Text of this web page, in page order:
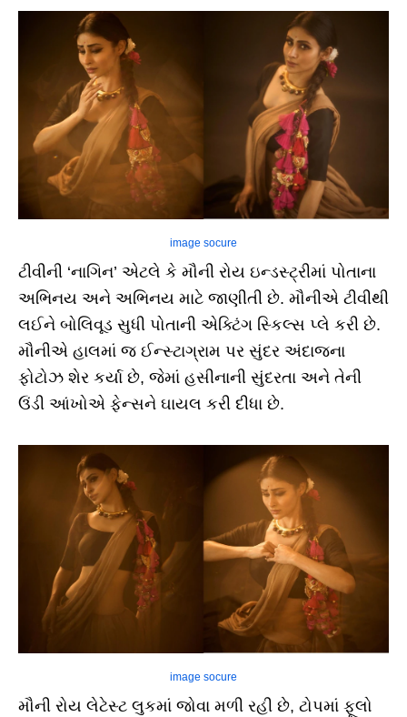
image socure
ટીવીની ‘નાગિન’ એટલે કે મૌની રોય ઇન્ડસ્ટ્રીમાં પોતાના
અભિનય અને અભિનય માટે જાણીતી છે. મૌનીએ ટીવીથી
લઈને બોલિવૂડ સુધી પોતાની એક્ટિંગ સ્કિલ્સ પ્લે કરી છે.
મૌનીએ હાલમાં જ ઈન્સ્ટાગ્રામ પર સુંદર અંદાજના
ફોટોઝ શેર કર્યા છે, જેમાં હસીનાની સુંદરતા અને તેની
ઉંડી આંખોએ ફેન્સને ઘાયલ કરી દીધા છે.
image socure
મૌની રોય લેટેસ્ટ લુકમાં જોવા મળી રહી છે, ટોપમાં ફૂલો